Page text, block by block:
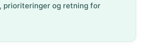
prioriteringer og retning for